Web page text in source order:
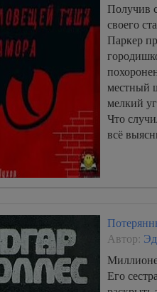
Получив
своего
Паркер
местный
мелкий
Что
всё
Автор:
Его